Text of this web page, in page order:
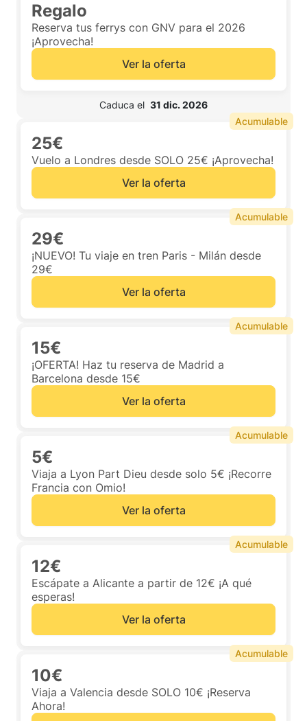
Regalo
Reserva tus ferrys con GNV para el 2026
¡Aprovecha!
Ver la oferta
Caduca el 31 dic. 2026
25€
Vuelo a Londres desde SOLO 25€ ¡Aprovecha!
Ver la oferta
Acumulable
29€
¡NUEVO! Tu viaje en tren Paris - Milán desde
29€
Ver la oferta
Acumulable
15€
¡OFERTA! Haz tu reserva de Madrid a
Barcelona desde 15€
Ver la oferta
Acumulable
5€
Viaja a Lyon Part Dieu desde solo 5€ ¡Recorre
Francia con Omio!
Ver la oferta
Acumulable
12€
Escápate a Alicante a partir de 12€ ¡A qué
esperas!
Ver la oferta
Acumulable
10€
Viaja a Valencia desde SOLO 10€ ¡Reserva
Ahora!
Acumulable